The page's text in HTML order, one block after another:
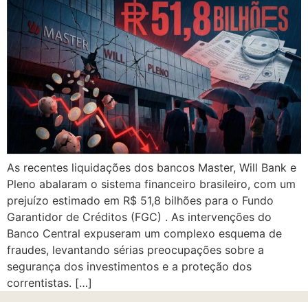
As recentes liquidações dos bancos Master, Will Bank e
Pleno abalaram o sistema financeiro brasileiro, com um
prejuízo estimado em R$ 51,8 bilhões para o Fundo
Garantidor de Créditos (FGC) . As intervenções do
Banco Central expuseram um complexo esquema de
fraudes, levantando sérias preocupações sobre a
segurança dos investimentos e a proteção dos
correntistas. […]